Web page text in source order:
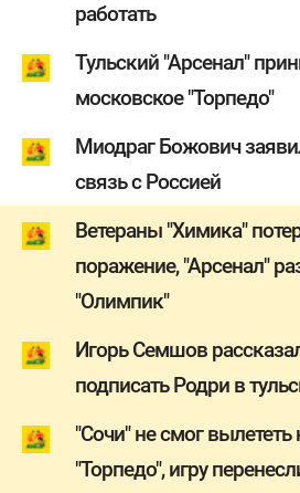
работать
Тульский "Арсенал"
московское "Торпедо"
Миодраг Божович
связь с Россией
Ветераны "Химика"
поражение, "Арсенал"
"Олимпик"
Игорь Семшов
подписать Родри в
"Сочи" не смог вылететь
"Торпедо", игру